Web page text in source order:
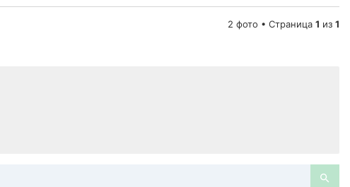
2 фото • Страница 1 из 1